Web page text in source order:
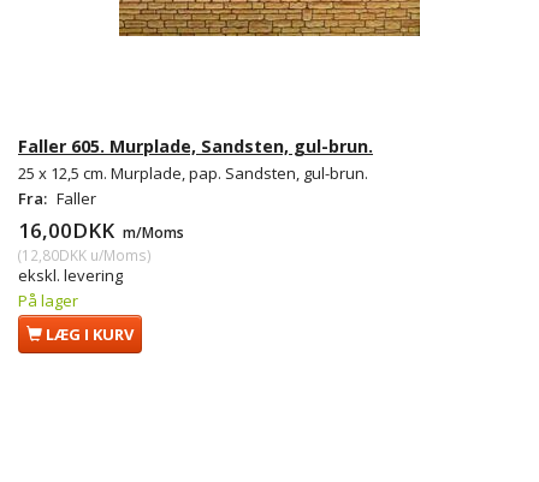
Faller 605. Murplade, Sandsten, gul-brun.
25 x 12,5 cm. Murplade, pap. Sandsten, gul-brun.
Fra: Faller
16,00DKK m/Moms
(12,80DKK u/Moms)
ekskl. levering
På lager
LÆG I KURV